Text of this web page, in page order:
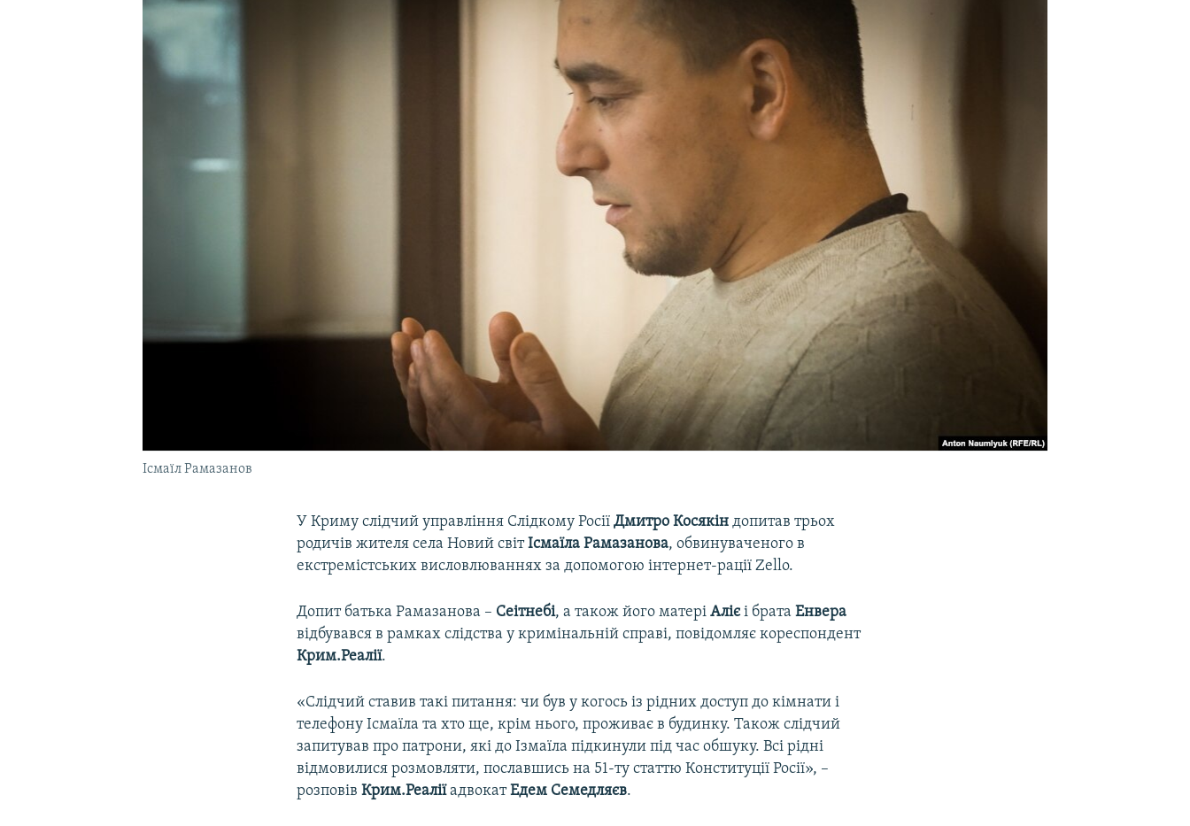
Ісмаїл Рамазанов
У Криму слідчий управління Слідкому РосіїДмитро Косякін допитав трьох
родичів жителя села Новий світІсмаїла Рамазанова, обвинуваченого в
екстремістських висловлюваннях за допомогою інтернет-рації Zello.
Допит батька Рамазанова – Сеітнебі, а також його матеріАлієі братаЕнвера
відбувався в рамках слідства у кримінальній справі, повідомляє кореспондент
Крим.Реалії.
«Слідчий ставив такі питання: чи був у когось із рідних доступ до кімнати і
телефону Ісмаїла та хто ще, крім нього, проживає в будинку. Також слідчий
запитував про патрони, які до Ізмаїла підкинули під час обшуку. Всі рідні
відмовилися розмовляти, пославшись на 51-ту статтю Конституції Росії», –
розповівКрим.РеаліїадвокатЕдем Семедляєв.